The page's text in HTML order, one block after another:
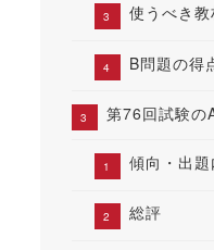
使うべき
B問題の得
第76回試験の
傾向・出題
総評